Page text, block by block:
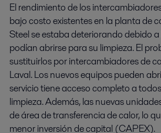
El rendimiento de los
bajo costo existentes en la planta de
Steel se estaba deteriorando debido
podían abrirse para su limpieza. El
sustituirlos por intercambiadores de
Laval. Los nuevos equipos pueden
servicio tiene acceso completo a
limpieza. Además, las nuevas
de área de transferencia de calor, lo
menor inversión de capital (CAPEX).